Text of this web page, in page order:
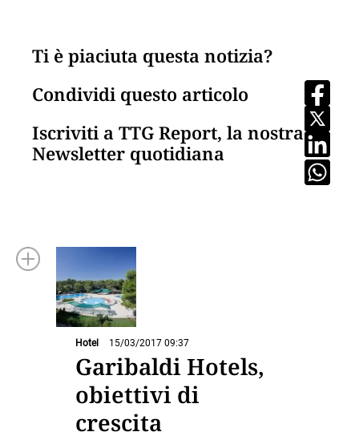
Ti è piaciuta questa notizia?
Condividi questo articolo
Iscriviti a TTG Report, la nostra
Newsletter quotidiana
Hotel 15/03/2017 09:37
Garibaldi Hotels,
obiettivi di
crescita